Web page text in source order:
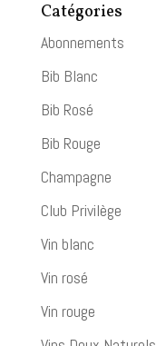
Catégories
Abonnements
Bib Blanc
Bib Rosé
Bib Rouge
Champagne
Club Privilège
Vin blanc
Vin rosé
Vin rouge